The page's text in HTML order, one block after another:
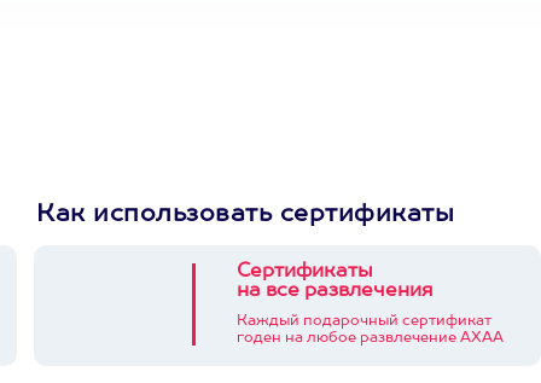
Как использовать сертификаты
Сертификаты
на все развлечения
Каждый подарочный сертификат
годен на любое развлечение АХАА